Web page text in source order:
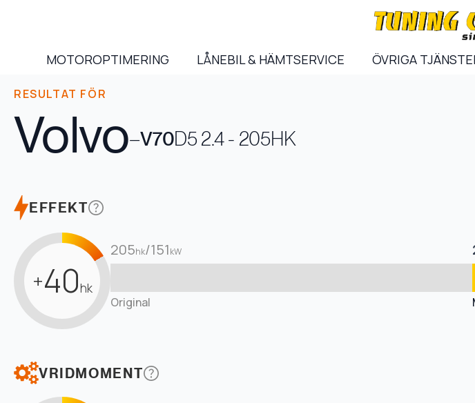
MOTOROPTIMERING LÅNEBIL & HÄMTSERVICE ÖVRIGA
RESULTAT FÖR
Volvo–V70D5 2.4 - 205HK
EFFEKT
+40hk
205hk/151kW
Original
VRIDMOMENT